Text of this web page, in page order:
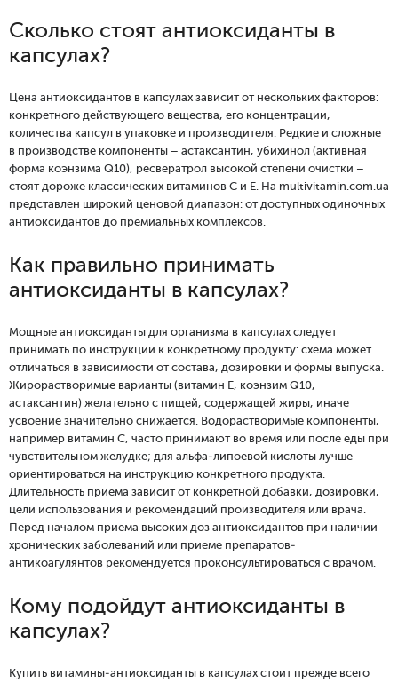
Сколько стоят антиоксиданты в
капсулах?
Цена антиоксидантов в капсулах зависит от нескольких факторов:
конкретного действующего вещества, его концентрации,
количества капсул в упаковке и производителя. Редкие и сложные
в производстве компоненты – астаксантин, убихинол (активная
форма коэнзима Q10), ресвератрол высокой степени очистки –
стоят дороже классических витаминов C и E. На multivitamin.com.ua
представлен широкий ценовой диапазон: от доступных одиночных
антиоксидантов до премиальных комплексов.
Как правильно принимать
антиоксиданты в капсулах?
Мощные антиоксиданты для организма в капсулах следует
принимать по инструкции к конкретному продукту: схема может
отличаться в зависимости от состава, дозировки и формы выпуска.
Жирорастворимые варианты (витамин E, коэнзим Q10,
астаксантин) желательно с пищей, содержащей жиры, иначе
усвоение значительно снижается. Водорастворимые компоненты,
например витамин C, часто принимают во время или после еды при
чувствительном желудке; для альфа-липоевой кислоты лучше
ориентироваться на инструкцию конкретного продукта.
Длительность приема зависит от конкретной добавки, дозировки,
цели использования и рекомендаций производителя или врача.
Перед началом приема высоких доз антиоксидантов при наличии
хронических заболеваний или приеме препаратов-
антикоагулянтов рекомендуется проконсультироваться с врачом.
Кому подойдут антиоксиданты в
капсулах?
Купить витамины-антиоксиданты в капсулах стоит прежде всего